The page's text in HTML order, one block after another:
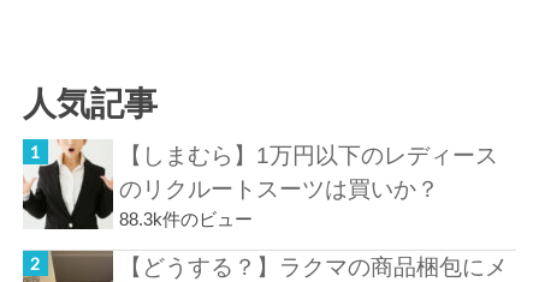
人気記事
【しまむら】1万円以下のレディース
のリクルートスーツは買いか？
88.3k件のビュー
【どうする？】ラクマの商品梱包にメ